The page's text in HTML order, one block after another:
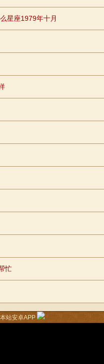
星座1979年十月
忙
站安卓APP